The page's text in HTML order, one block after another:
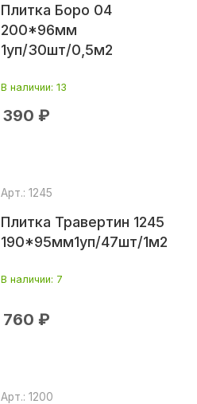
Плитка Боро 04
200*96мм
1уп/30шт/0,5м2
В наличии: 13
390 ₽
Плитка Травертин 1245
190*95мм1уп/47шт/1м2
Арт.: 1245
В наличии: 7
760 ₽
Арт.: 1200